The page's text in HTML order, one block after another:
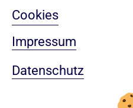
Cookies
Impressum
Datenschutz